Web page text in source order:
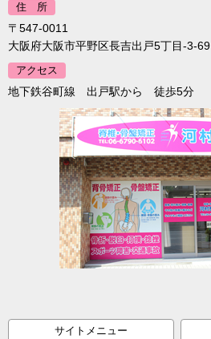
住 所
〒547-0011
大阪府大阪市平野区長吉出戸5丁目-3-69
アクセス
地下鉄谷町線 出戸駅から 徒歩5分
サイトメニュー